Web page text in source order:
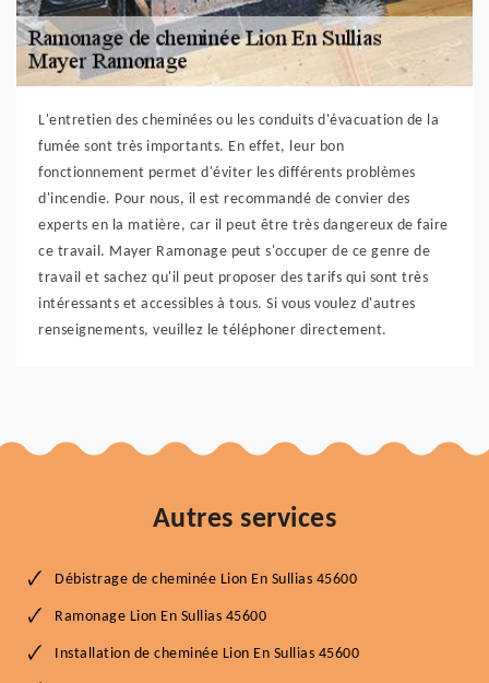
L'entretien des cheminées ou les conduits d'évacuation de la
fumée sont très importants. En effet, leur bon
fonctionnement permet d'éviter les différents problèmes
d'incendie. Pour nous, il est recommandé de convier des
experts en la matière, car il peut être très dangereux de faire
ce travail. Mayer Ramonage peut s'occuper de ce genre de
travail et sachez qu'il peut proposer des tarifs qui sont très
intéressants et accessibles à tous. Si vous voulez d'autres
renseignements, veuillez le téléphoner directement.
Autres services
Débistrage de cheminée Lion En Sullias 45600
Ramonage Lion En Sullias 45600
Installation de cheminée Lion En Sullias 45600